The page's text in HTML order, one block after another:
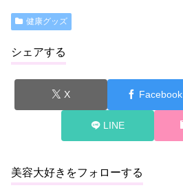
健康グッズ
シェアする
X Facebook
LINE
美容大好きをフォローする